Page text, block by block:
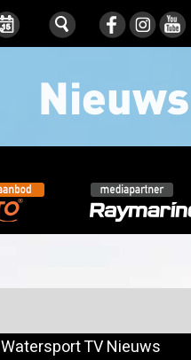
Watersport TV Nieuws